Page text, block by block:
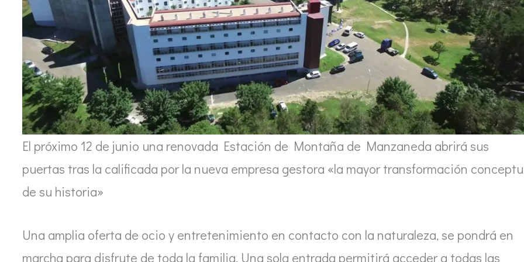
El próximo 12 de junio una renovada Estación de Montaña de Manzaneda abrirá sus
puertas tras la calificada por la nueva empresa gestora «la mayor transformación
de su historia»
Una amplia oferta de ocio y entretenimiento en contacto con la naturaleza, se pondrá en
marcha para disfrute de toda la familia. Una sola entrada permitirá acceder a todas las